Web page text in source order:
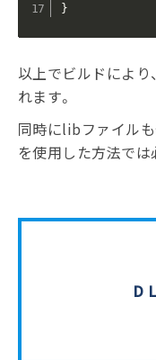
}
以上でビルドにより
れます。
同時にlibファイル
を使用した方法では